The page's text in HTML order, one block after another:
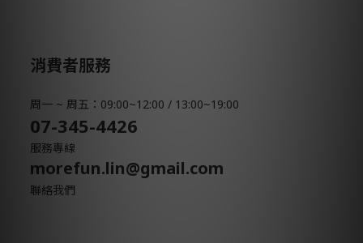
消費者服務
周一 ~ 周五：09:00~12:00 / 13:00~19:00
07-345-4426
服務專線
morefun.lin@gmail.com
聯絡我們